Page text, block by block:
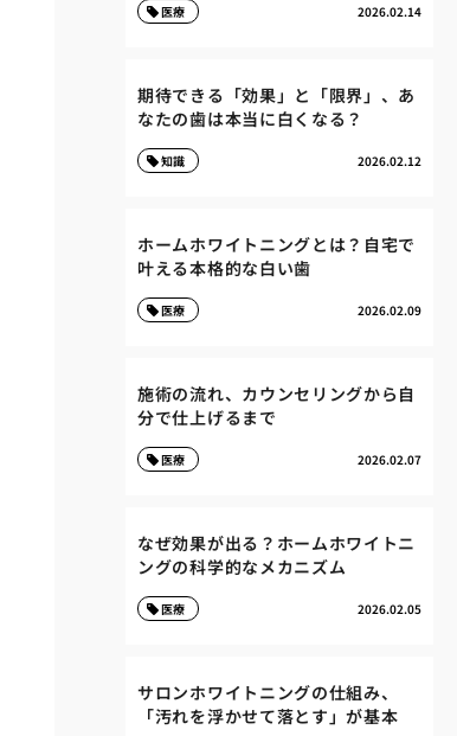
2026.02.14
医療
期待できる「効果」と「限界」、あ
なたの歯は本当に白くなる？
2026.02.12
知識
ホームホワイトニングとは？自宅で
叶える本格的な白い歯
2026.02.09
医療
施術の流れ、カウンセリングから自
分で仕上げるまで
2026.02.07
医療
なぜ効果が出る？ホームホワイトニ
ングの科学的なメカニズム
2026.02.05
医療
サロンホワイトニングの仕組み、
「汚れを浮かせて落とす」が基本